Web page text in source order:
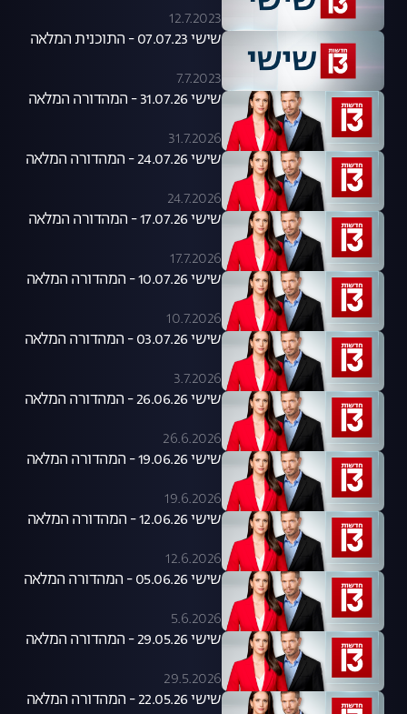
12.7.2023
שישי 07.07.23 - התוכנית המלאה
7.7.2023
שישי 31.07.26 - המהדורה המלאה
31.7.2026
שישי 24.07.26 - המהדורה המלאה
24.7.2026
שישי 17.07.26 - המהדורה המלאה
17.7.2026
שישי 10.07.26 - המהדורה המלאה
10.7.2026
שישי 03.07.26 - המהדורה המלאה
3.7.2026
שישי 26.06.26 - המהדורה המלאה
26.6.2026
שישי 19.06.26 - המהדורה המלאה
19.6.2026
שישי 12.06.26 - המהדורה המלאה
12.6.2026
שישי 05.06.26 - המהדורה המלאה
5.6.2026
שישי 29.05.26 - המהדורה המלאה
29.5.2026
שישי 22.05.26 - המהדורה המלאה